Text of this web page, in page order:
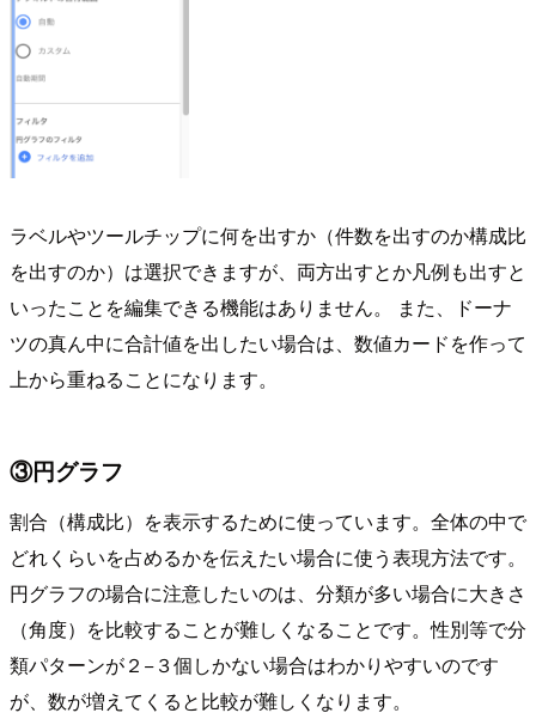
ラベルやツールチップに何を出すか（件数を出すのか構成比
を出すのか）は選択できますが、両方出すとか凡例も出すと
いったことを編集できる機能はありません。 また、ドーナ
ツの真ん中に合計値を出したい場合は、数値カードを作って
上から重ねることになります。
③円グラフ
割合（構成比）を表示するために使っています。全体の中で
どれくらいを占めるかを伝えたい場合に使う表現方法です。
円グラフの場合に注意したいのは、分類が多い場合に大きさ
（角度）を比較することが難しくなることです。性別等で分
類パターンが２−３個しかない場合はわかりやすいのです
が、数が増えてくると比較が難しくなります。